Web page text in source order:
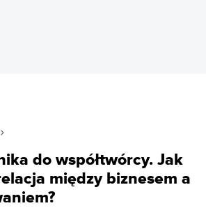
do współtwórcy. Jak
między biznesem a